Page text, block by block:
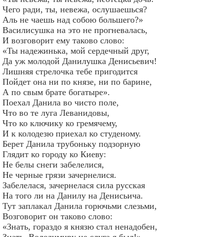
Чего ради, ты, невежа, ослушаешься?
Аль не чаешь над собою большего?»
Василисушка на это не прогневалась,
И возговорит ему таково слово:
«Ты надежинька, мой сердечный друг,
Да уж молодой Данилушка Денисьевич!
Лишняя стрелочка тебе пригодится
Пойдет она ни по князе, ни по барине,
А по свым брате богатыре».
Поехал Данила во чисто поле,
Что во те луга Леванидовы,
Что ко ключику ко гремячему,
И к колодезю приехал ко студеному.
Берет Данила трубоньку подзорную
Глядит ко городу ко Киеву:
Не белы снеги забелелися,
Не черные грязи зачернелися.
Забелелася, зачернелася сила русская
На того ли на Данилу на Денисьича.
Тут заплакал Данила горючьми слезьми,
Возговорит он таково слово:
«Знать, гораздо я князю стал ненадобен,